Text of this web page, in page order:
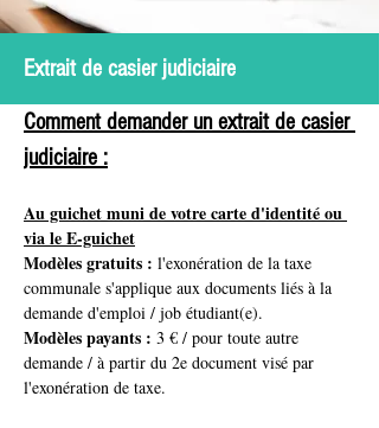
Extrait de casier judiciaire
Comment demander un extrait de casier
judiciaire :
Au guichet muni de votre carte d'identité ou
via le E-guichet
Modèles gratuits : l'exonération de la taxe
communale s'applique aux documents liés à la
demande d'emploi / job étudiant(e).
Modèles payants : 3 € / pour toute autre
demande / à partir du 2e document visé par
l'exonération de taxe.